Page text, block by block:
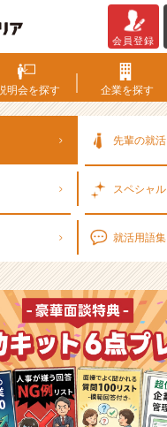
考
対
策・
ウ
ベ
ン
チ
ャ
ー・
成
長
企
会員登録
明会を探す 企業を探す
先輩の就活
スペシャル
就活用語集